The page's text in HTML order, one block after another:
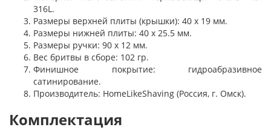
316L.
Размеры верхней плиты (крышки): 40 х 19 мм.
Размеры нижней плиты: 40 х 25.5 мм.
Размеры ручки: 90 х 12 мм.
Вес бритвы в сборе: 102 гр.
Финишное покрытие: гидроабразивное
сатинирование.
Производитель: HomeLikeShaving (Россия, г. Омск).
Комплектация